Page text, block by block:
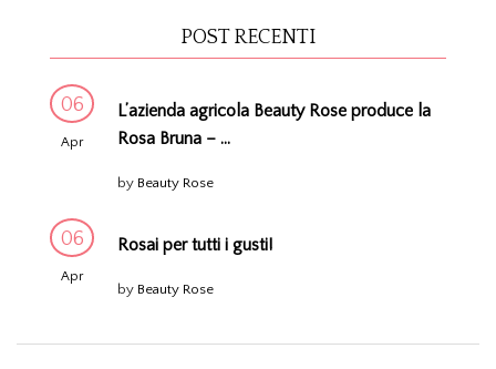
POST RECENTI
06
Apr
L’azienda agricola Beauty Rose produce la
Rosa Bruna – ...
by Beauty Rose
06
Apr
Rosai per tutti i gusti!
by Beauty Rose